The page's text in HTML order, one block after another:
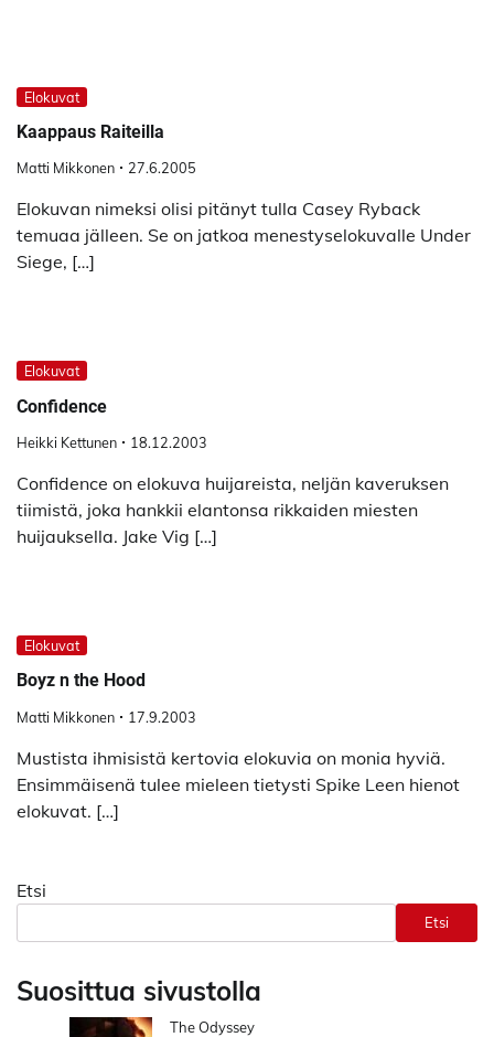
Elokuvat
Kaappaus Raiteilla
Matti Mikkonen 27.6.2005
Elokuvan nimeksi olisi pitänyt tulla Casey Ryback
temuaa jälleen. Se on jatkoa menestyselokuvalle Under
Siege, […]
Elokuvat
Confidence
Heikki Kettunen 18.12.2003
Confidence on elokuva huijareista, neljän kaveruksen
tiimistä, joka hankkii elantonsa rikkaiden miesten
huijauksella. Jake Vig […]
Elokuvat
Boyz n the Hood
Matti Mikkonen 17.9.2003
Mustista ihmisistä kertovia elokuvia on monia hyviä.
Ensimmäisenä tulee mieleen tietysti Spike Leen hienot
elokuvat. […]
Etsi
Etsi
Suosittua sivustolla
The Odyssey